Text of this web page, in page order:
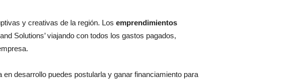
y creativas de la región. Los emprendimientos
Solutions’ viajando con todos los gastos pagados,
desarrollo puedes postularla y ganar financiamiento para